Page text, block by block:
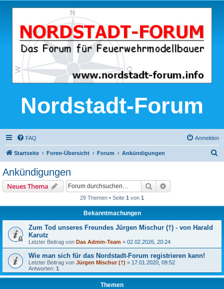
Nordstadt-Forum
FAQ Anmelden
Startseite Foren-Übersicht Forum Ankündigungen
Ankündigungen
Neues Thema Suche
29 Themen • Seite 1 von 1
Bekanntmachungen
Zum Tod unseres Freundes Jürgen Mischur (†) - von Harald
Karutz
Letzter Beitrag von Das Admin-Team « 02.02.2026, 20:24
Wie man sich für das Nordstadt-Forum registrieren kann!
Letzter Beitrag von Jürgen Mischur (†) « 17.01.2020, 09:52
Antworten: 1
Themen